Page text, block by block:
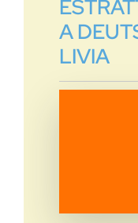
Area didattica
A
LIVIA